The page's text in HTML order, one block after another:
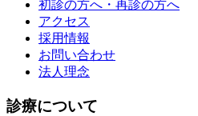
初診の方へ・再診の方へ
アクセス
採用情報
お問い合わせ
法人理念
診療について